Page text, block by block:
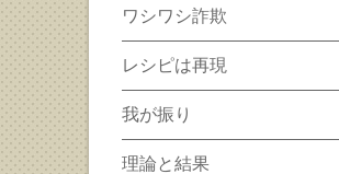
ワシワシ詐欺
レシピは再現
我が振り
理論と結果